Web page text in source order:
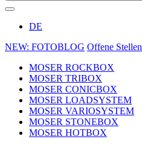
DE
NEW: FOTOBLOG Offene Stellen
MOSER ROCKBOX
MOSER TRIBOX
MOSER CONICBOX
MOSER LOADSYSTEM
MOSER VARIOSYSTEM
MOSER STONEBOX
MOSER HOTBOX